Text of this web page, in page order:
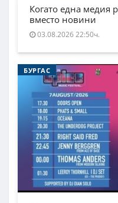
Когато една
вместо новини
03.08.2026 22:50ч.
БУРГАС